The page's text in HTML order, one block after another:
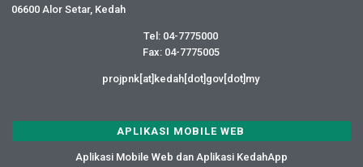
06600 Alor Setar, Kedah
Tel: 04-7775000
Fax: 04-7775005
projpnk[at]kedah[dot]gov[dot]my
APLIKASI MOBILE WEB
Aplikasi Mobile Web dan Aplikasi KedahApp